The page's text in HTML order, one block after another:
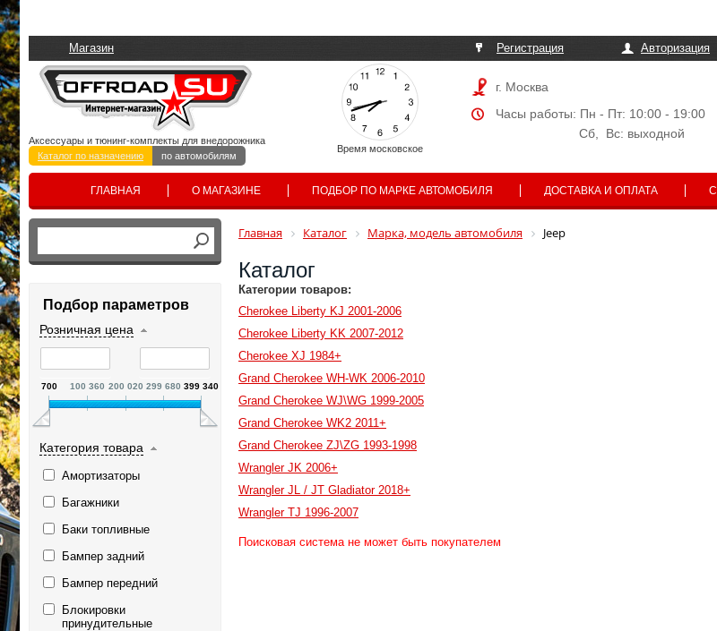
Магазин Регистрация Авторизация
Время московское
Аксессуары и тюнинг-комплекты для внедорожника
Каталог по назначению
по автомобилям
г. Москва
Часы работы: Пн - Пт: 10:00 - 19:00
Сб, Вс: выходной
ГЛАВНАЯ О МАГАЗИНЕ ПОДБОР ПО МАРКЕ АВТОМОБИЛЯ ДОСТАВКА И ОПЛАТА
Подбор параметров
Розничная цена
700 100 360 200 020 299 680 399 340
Категория товара
Амортизаторы
Багажники
Баки топливные
Бампер задний
Бампер передний
Блокировки
принудительные
Главная Каталог Марка, модель автомобиля Jeep
Каталог
Категории товаров:
Cherokee Liberty KJ 2001-2006
Cherokee Liberty KK 2007-2012
Cherokee XJ 1984+
Grand Cherokee WH-WK 2006-2010
Grand Cherokee WJ\WG 1999-2005
Grand Cherokee WK2 2011+
Grand Cherokee ZJ\ZG 1993-1998
Wrangler JK 2006+
Wrangler JL / JT Gladiator 2018+
Wrangler TJ 1996-2007
Поисковая система не может быть покупателем